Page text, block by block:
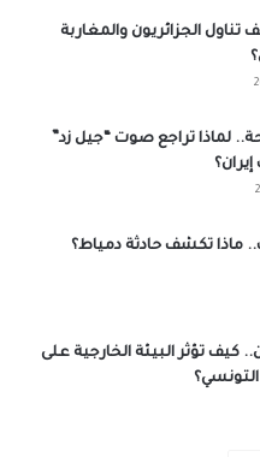
الجزائريون والمغاربة
لماذا تراجع صوت “جيل زد”
ماذا تكشف حادثة دمياط؟
كيف تؤثر البيئة الخارجية على